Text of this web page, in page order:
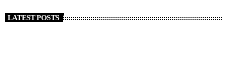
LATEST POSTS